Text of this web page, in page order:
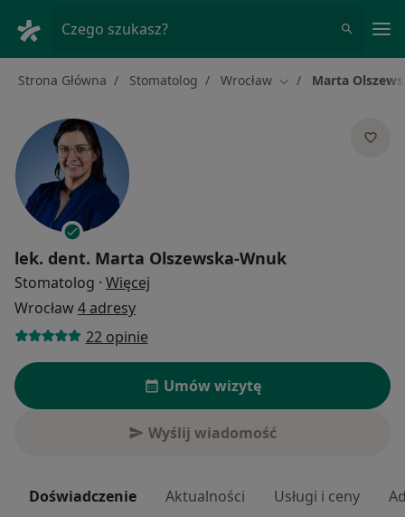
Czego szukasz?
Strona Główna Stomatolog Wrocław Zmień miasto
Marta
lek. dent. Marta Olszewska-Wnuk
Stomatolog · Więcej
Wrocław4 adresy
22 opinie
Umów wizytę
Wyślij wiadomość
Doświadczenie Aktualności Usługi i ceny